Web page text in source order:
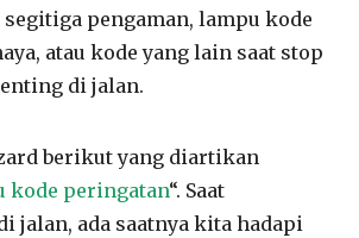
pengaman, lampu kode
atau kode yang lain saat stop
di jalan.
berikut yang diartikan
kode peringatan“. Saat
jalan, ada saatnya kita hadapi